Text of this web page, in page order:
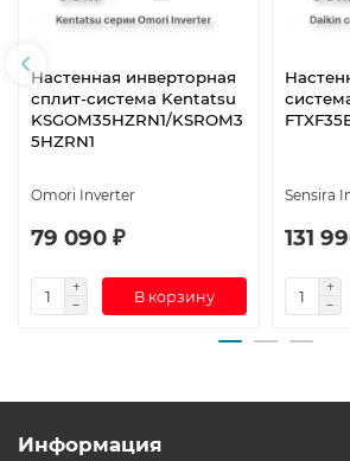
Настенная инверторная
сплит-система Kentatsu
KSGOM35HZRN1/KSROM3
5HZRN1
Omori Inverter
79 090 ₽
В корзину
Sensira
131
Информация